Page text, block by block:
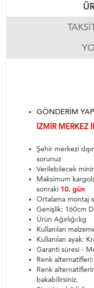
GÖNDERIM
İZMIR MERKEZ
Şehir merkezi
sorunuz
Verilebilecek
Maksimum
sonraki 10. gün
Ortalama montaj
Genişlik: 160cm
Ürün Ağırlığı:kg
Kullanılan
Kullanılan ayak:
Garanti süresi -
Renk alternatifleri:
Renk
bakabilirsiniz.